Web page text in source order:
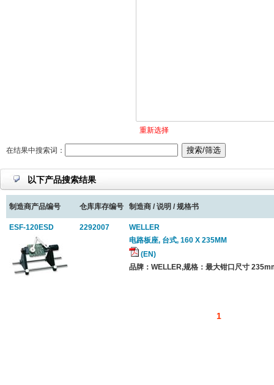
重新选择
在结果中搜索词：
以下产品搜索结果
制造商产品编号 仓库库存编号 制造商 / 说明 / 规格书
ESF-120ESD 2292007
WELLER
电路板座, 台式, 160 X 235MM
(EN)
品牌：WELLER,规格：最大钳口尺寸
1